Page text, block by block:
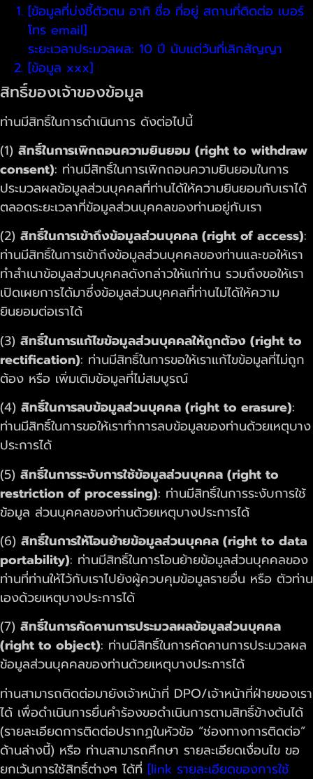
[ข้อมูลที่บ่งชี้ตัวตน อาทิ ชื่อ ที่อยู่ สถานที่ติดต่อ เบอร์
โทร email]
ระยะเวลาประมวลผล: 10 ปี นับแต่วันที่เลิกสัญญา
[ข้อมูล xxx]
สิทธิ์ของเจ้าของข้อมูล
ท่านมีสิทธิ์ในการดำเนินการ ดังต่อไปนี้
(1) สิทธิ์ในการเพิกถอนความยินยอม (right to withdraw
consent): ท่านมีสิทธิ์ในการเพิกถอนความยินยอมในการ
ประมวลผลข้อมูลส่วนบุคคลที่ท่านได้ให้ความยินยอมกับเราได้
ตลอดระยะเวลาที่ข้อมูลส่วนบุคคลของท่านอยู่กับเรา
(2) สิทธิ์ในการเข้าถึงข้อมูลส่วนบุคคล (right of access):
ท่านมีสิทธิ์ในการเข้าถึงข้อมูลส่วนบุคคลของท่านและขอให้เรา
ทำสำเนาข้อมูลส่วนบุคคลดังกล่าวให้แก่ท่าน รวมถึงขอให้เรา
เปิดเผยการได้มาซึ่งข้อมูลส่วนบุคคลที่ท่านไม่ได้ให้ความ
ยินยอมต่อเราได้
(3) สิทธิ์ในการแก้ไขข้อมูลส่วนบุคคลให้ถูกต้อง (right to
rectification): ท่านมีสิทธิ์ในการขอให้เราแก้ไขข้อมูลที่ไม่ถูก
ต้อง หรือ เพิ่มเติมข้อมูลที่ไม่สมบูรณ์
(4) สิทธิ์ในการลบข้อมูลส่วนบุคคล (right to erasure):
ท่านมีสิทธิ์ในการขอให้เราทำการลบข้อมูลของท่านด้วยเหตุบาง
ประการได้
(5) สิทธิ์ในการระงับการใช้ข้อมูลส่วนบุคคล (right to
restriction of processing): ท่านมีสิทธิ์ในการระงับการใช้
ข้อมูล ส่วนบุคคลของท่านด้วยเหตุบางประการได้
(6) สิทธิ์ในการให้โอนย้ายข้อมูลส่วนบุคคล (right to data
portability): ท่านมีสิทธิ์ในการโอนย้ายข้อมูลส่วนบุคคลของ
ท่านที่ท่านให้ไว้กับเราไปยังผู้ควบคุมข้อมูลรายอื่น หรือ ตัวท่าน
เองด้วยเหตุบางประการได้
(7) สิทธิ์ในการคัดคานการประมวลผลข้อมูลส่วนบุคคล
(right to object): ท่านมีสิทธิ์ในการคัดคานการประมวลผล
ข้อมูลส่วนบุคคลของท่านด้วยเหตุบางประการได้
ท่านสามารถติดต่อมายังเจ้าหน้าที่ DPO/เจ้าหน้าที่ฝ่ายของเรา
ได้ เพื่อดำเนินการยื่นคำร้องขอดำเนินการตามสิทธิ์ข้างต้นได้
(รายละเอียดการติดต่อปรากฏในหัวข้อ “ช่องทางการติดต่อ”
ด้านล่างนี้) หรือ ท่านสามารถศึกษา รายละเอียดเงื่อนไข ขอ
ยกเว้นการใช้สิทธิ์ต่างๆ ได้ที่ [link รายละเอียดของการใช้